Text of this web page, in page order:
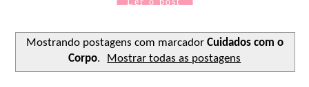
Mostrando postagens com marcador Cuidados com o
Corpo. Mostrar todas as postagens